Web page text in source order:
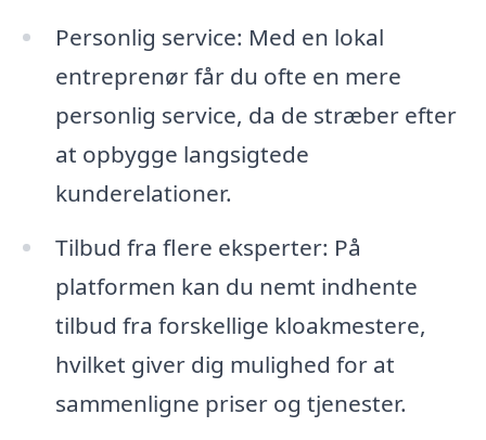
Personlig service: Med en lokal
entreprenør får du ofte en mere
personlig service, da de stræber efter
at opbygge langsigtede
kunderelationer.
Tilbud fra flere eksperter: På
platformen kan du nemt indhente
tilbud fra forskellige kloakmestere,
hvilket giver dig mulighed for at
sammenligne priser og tjenester.